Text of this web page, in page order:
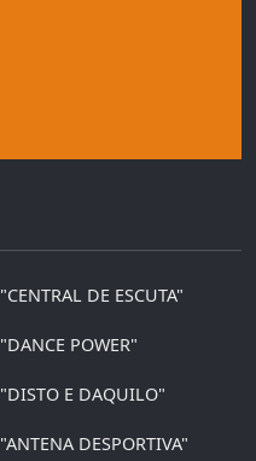
"CENTRAL DE ESCUTA"
"DANCE POWER"
"DISTO E DAQUILO"
"ANTENA DESPORTIVA"